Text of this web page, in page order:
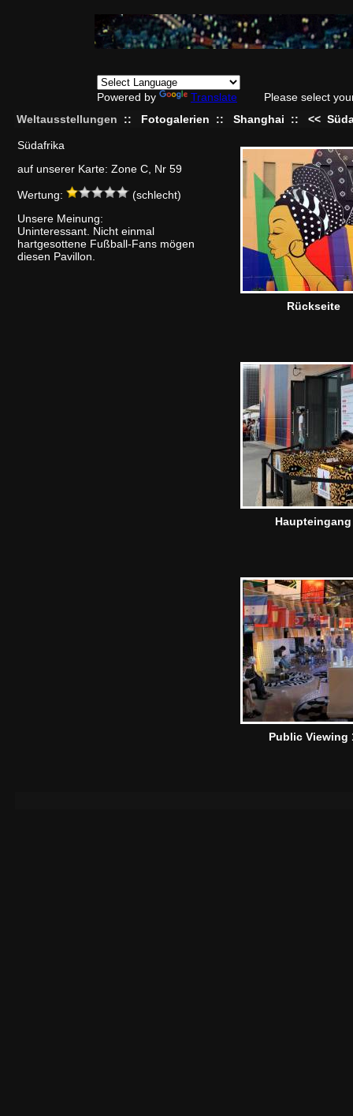
Powered by Translate
Please select
Weltausstellungen
:: Fotogalerien :: Shanghai :: <<
Südafrika
auf unserer Karte: Zone C, Nr 59
Wertung:
(schlecht)
Unsere Meinung:
Uninteressant. Nicht einmal
hartgesottene Fußball-Fans mögen
diesen Pavillon.
Rückseite
Haupteingang
Public Viewing